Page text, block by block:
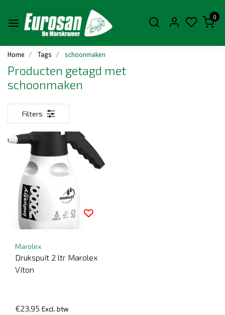
0
Home Tags schoonmaken
Producten getagd met
schoonmaken
Filters
Marolex
Drukspuit 2 ltr Marolex
Viton
€23,95 Excl. btw